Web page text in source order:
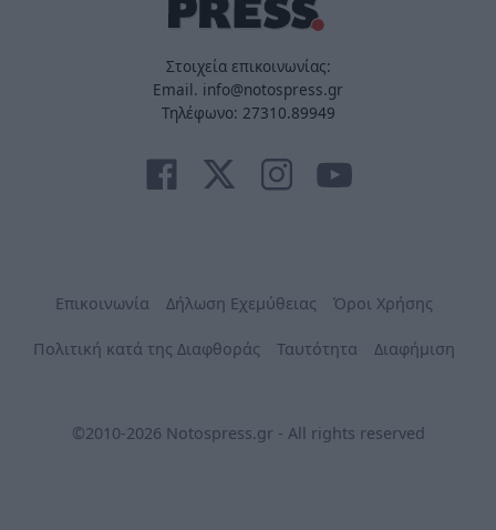
Στοιχεία επικοινωνίας:
Email. info@notospress.gr
Τηλέφωνο: 27310.89949
Επικοινωνία Δήλωση Εχεμύθειας Όροι Χρήσης
Πολιτική κατά της Διαφθοράς Ταυτότητα Διαφήμιση
©2010-2026 Notospress.gr - All rights reserved